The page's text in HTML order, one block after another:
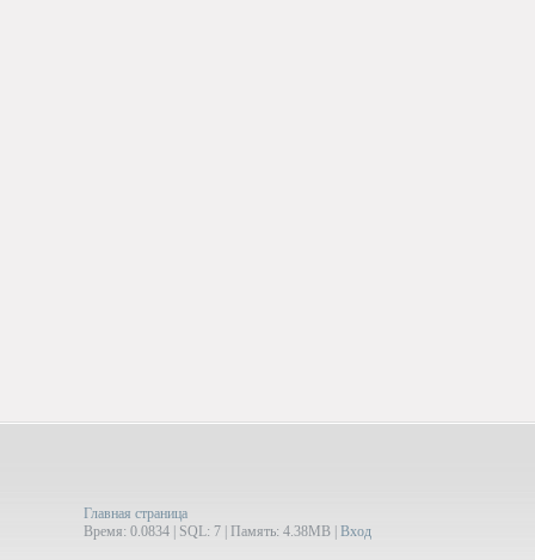
Главная страница
Время: 0.0834 | SQL: 7 | Память: 4.38MB Вход